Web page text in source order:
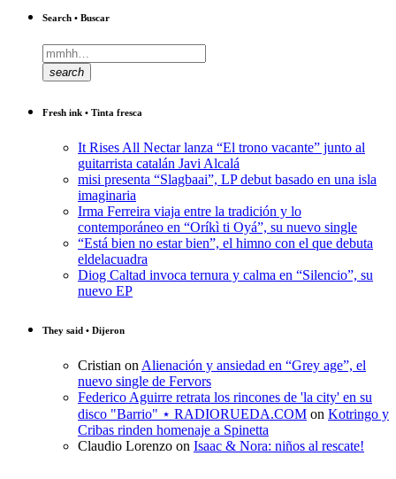
Search • Buscar
search
Fresh ink • Tinta fresca
It Rises All Nectar lanza “El trono vacante” junto al
guitarrista catalán Javi Alcalá
misi presenta “Slagbaai”, LP debut basado en una isla
imaginaria
Irma Ferreira viaja entre la tradición y lo
contemporáneo en “Oríkì ti Oyá”, su nuevo single
“Está bien no estar bien”, el himno con el que debuta
eldelacuadra
Diog Caltad invoca ternura y calma en “Silencio”, su
nuevo EP
They said • Dijeron
Cristian on Alienación y ansiedad en “Grey age”, el
nuevo single de Fervors
Federico Aguirre retrata los rincones de 'la city' en su
disco "Barrio" ⋆ RADIORUEDA.COM on Kotringo y
Cribas rinden homenaje a Spinetta
Claudio Lorenzo on Isaac & Nora: niños al rescate!